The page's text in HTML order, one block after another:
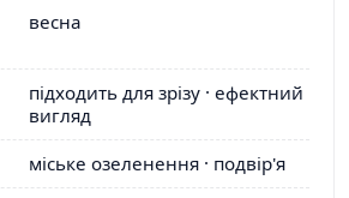
весна
підходить для зрізу · ефектний
вигляд
міське озеленення · подвір'я